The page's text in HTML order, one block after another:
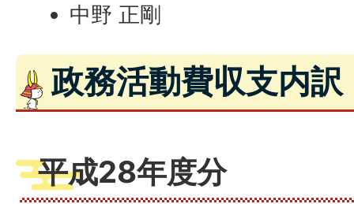
中野 正剛
政務活動費収支内訳
平成28年度分